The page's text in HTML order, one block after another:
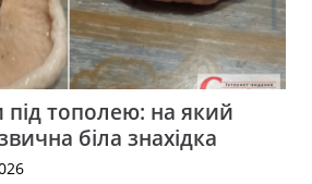
під тополею: на який
біла знахідка